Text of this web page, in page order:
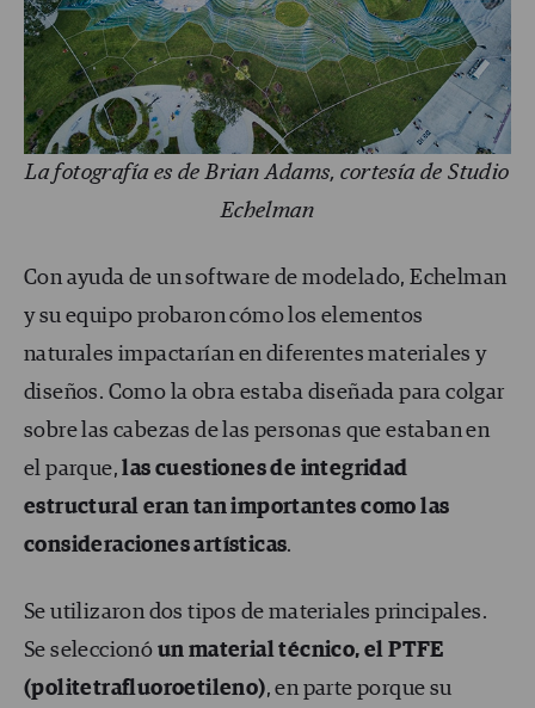
La fotografía es de Brian Adams, cortesía de Studio
Echelman
Con ayuda de un software de modelado, Echelman
y su equipo probaron cómo los elementos
naturales impactarían en diferentes materiales y
diseños. Como la obra estaba diseñada para colgar
sobre las cabezas de las personas que estaban en
el parque,las cuestiones de integridad
estructural eran tan importantes como las
consideraciones artísticas.
Se utilizaron dos tipos de materiales principales.
Se seleccionó un material técnico, el PTFE
(politetrafluoroetileno), en parte porque su